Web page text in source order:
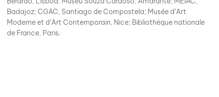
Badajoz; CGAC, Santiago de Compostela; Musée d’Art
Moderne et d’Art Contemporain, Nice; Bibliothèque nationale
de France, Paris.